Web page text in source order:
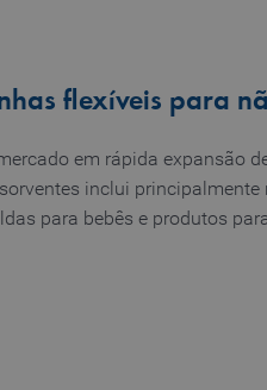
flexíveis para
em rápida expansão
inclui
para bebês e produtos